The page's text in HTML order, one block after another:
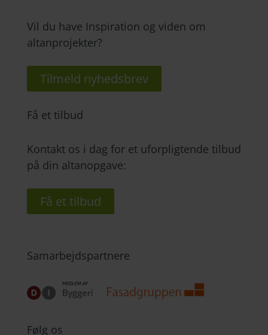
Vil du have Inspiration og viden om
altanprojekter?
Tilmeld nyhedsbrev
Få et tilbud
Kontakt os i dag for et uforpligtende tilbud
på din altanopgave:
Få et tilbud
Samarbejdspartnere
Følg os